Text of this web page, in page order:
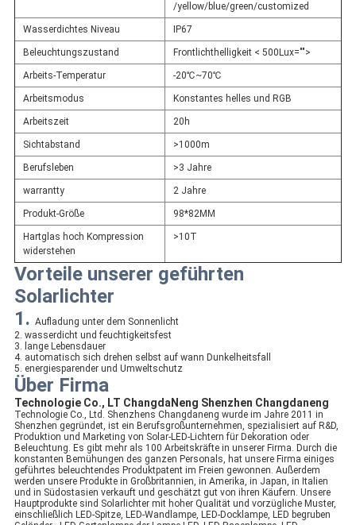
/yellow/blue/green/customized
Wasserdichtes Niveau IP67
Beleuchtungszustand Frontlichthelligkeit < 500Lux="">
Arbeits-Temperatur -20℃~70℃
Arbeitsmodus Konstantes helles und RGB
Arbeitszeit 20h
Sichtabstand >1000m
Berufsleben >3 Jahre
warrantty 2 Jahre
Produkt-Größe 98*82MM
Hartglas hoch Kompression
widerstehen
>10T
Vorteile unserer geführten
Solarlichter
1. Aufladung unter dem Sonnenlicht
2. wasserdicht und feuchtigkeitsfest
3. lange Lebensdauer
4. automatisch sich drehen selbst auf wann Dunkelheitsfall
5. energiesparender und Umweltschutz
Über Firma
Technologie Co., LT ChangdaNeng Shenzhen Changdaneng
Technologie Co., Ltd. Shenzhens Changdaneng wurde im Jahre 2011 in
Shenzhen gegründet, ist ein Berufsgroßunternehmen, spezialisiert auf R&D,
Produktion und Marketing von Solar-LED-Lichtern für Dekoration oder
Beleuchtung. Es gibt mehr als 100 Arbeitskräfte in unserer Firma. Durch die
konstanten Bemühungen des ganzen Personals, hat unsere Firma einiges
geführtes beleuchtendes Produktpatent im Freien gewonnen. Außerdem
werden unsere Produkte in Großbritannien, in Amerika, in Japan, in Italien
und in Südostasien verkauft und geschätzt gut von ihren Käufern. Unsere
Hauptprodukte sind Solarlichter mit hoher Qualität und vorzügliche Muster,
einschließlich LED-Spitze, LED-Wandlampe, LED-Docklampe, LED begruben